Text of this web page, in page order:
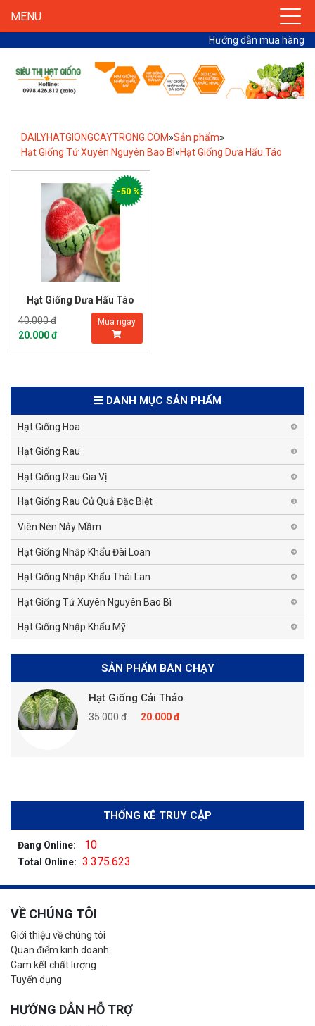
MENU
Hướng dẫn mua hàng
DAILYHATGIONGCAYTRONG.COM»Sản phẩm»
Hạt Giống Tứ Xuyên Nguyên Bao Bì»Hạt Giống Dưa Hấu Táo
Hạt Giống Dưa Hấu Táo
40.000 đ
20.000 đ
Mua ngay
-50 %
DANH MỤC SẢN PHẨM
Hạt Giống Hoa
Hạt Giống Rau
Hạt Giống Rau Gia Vị
Hạt Giống Rau Củ Quả Đặc Biệt
Viên Nén Nảy Mầm
Hạt Giống Nhập Khẩu Đài Loan
Hạt Giống Nhập Khẩu Thái Lan
Hạt Giống Tứ Xuyên Nguyên Bao Bì
Hạt Giống Nhập Khẩu Mỹ
SẢN PHẨM BÁN CHẠY
Hạt Giống Cải Thảo
35.000 đ 20.000 đ
THỐNG KÊ TRUY CẬP
Đang Online: 10
Total Online: 3.375.623
VỀ CHÚNG TÔI
Giới thiệu về chúng tôi
Quan điểm kinh doanh
Cam kết chất lượng
Tuyển dụng
HƯỚNG DẪN HỖ TRỢ